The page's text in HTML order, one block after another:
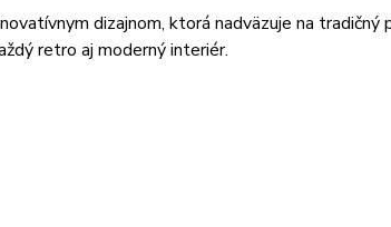
dizajnom, ktorá nadväzuje na
retro aj moderný interiér.